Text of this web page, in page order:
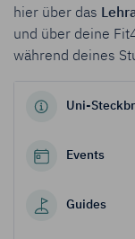
hier über das
und über deine
während deines
Uni-
Events
Guides